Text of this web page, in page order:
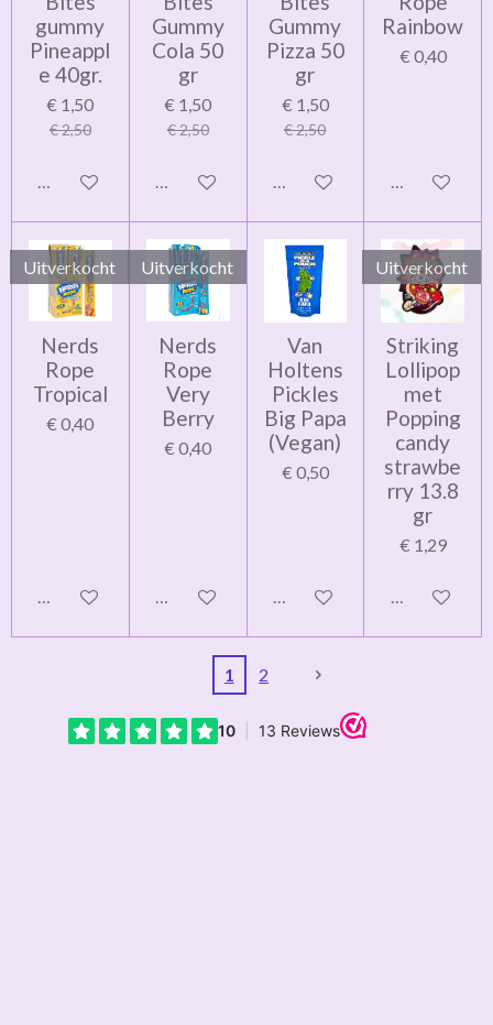
gummy
Pineappl
e 40gr.
€ 1,50
€ 2,50
In winkelwagen
Gummy
Cola 50
gr
€ 1,50
€ 2,50
In winkelwagen
Gummy
Pizza 50
gr
€ 1,50
€ 2,50
In winkelwagen
Rainbow
€ 0,40
Houd mij op
Uitverkocht
Nerds
Rope
Tropical
€ 0,40
Houd mij op de hoogte
Uitverkocht
Nerds
Rope
Very
Berry
€ 0,40
Houd mij op de hoogte
Van
Holtens
Pickles
Big Papa
(Vegan)
€ 0,50
In winkelwagen
Uitverkocht
Striking
Lollipop
met
Popping
candy
strawbe
rry 13.8
gr
€ 1,29
Houd mij op
1 2